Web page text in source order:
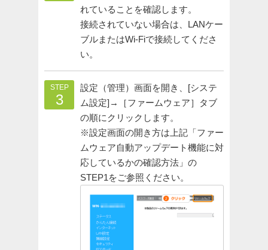
れていることを確認します。
接続されていない場合は、LANケー
ブルまたはWi-Fiで接続してくださ
い。
STEP
3
設定（管理）画面を開き、[システ
ム設定]→［ファームウェア］タブ
の順にクリックします。
※設定画面の開き方は上記「ファー
ムウェア自動アップデート機能に対
応しているかの確認方法」の
STEP1をご参照ください。